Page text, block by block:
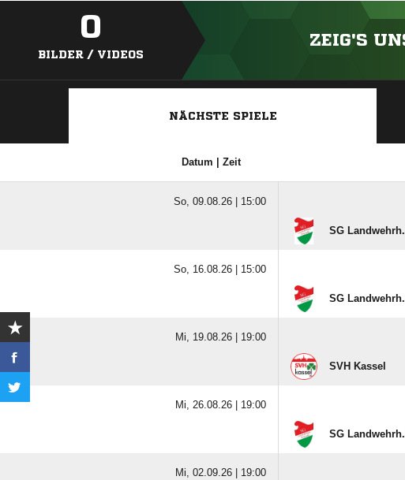
0
BILDER / VIDEOS
ZEIG'S
NÄCHSTE SPIELE
Datum | Zeit
So, 09.08.26 | 15:00
SG
So, 16.08.26 | 15:00
SG
Mi, 19.08.26 | 19:00
SVH Kassel
Mi, 26.08.26 | 19:00
SG
Mi, 02.09.26 | 19:00